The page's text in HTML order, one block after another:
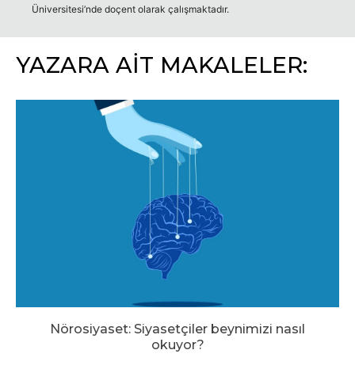
Üniversitesi’nde doçent olarak çalışmaktadır.
YAZARA AİT MAKALELER:
Nörosiyaset: Siyasetçiler beynimizi nasıl
okuyor?